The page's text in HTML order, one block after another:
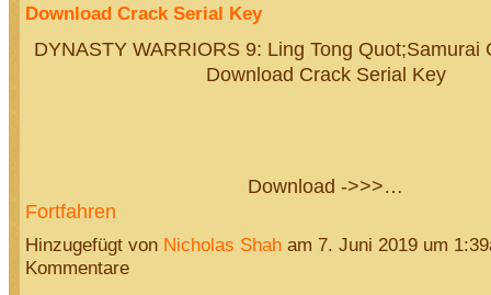
Download Crack Serial Key
DYNASTY WARRIORS 9: Ling Tong Quot;Samurai
Download Crack Serial Key
Download ->>>…
Fortfahren
Hinzugefügt von Nicholas Shaham 7. Juni 2019 um
Kommentare